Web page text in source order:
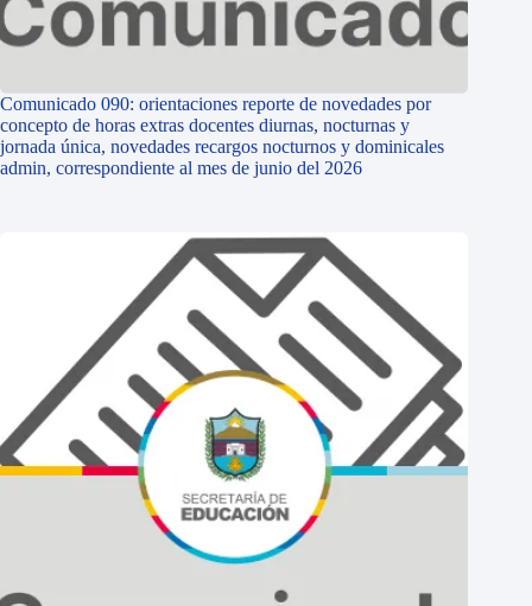
Comunicado 090: orientaciones reporte de novedades por
concepto de horas extras docentes diurnas, nocturnas y
jornada única, novedades recargos nocturnos y dominicales
admin, correspondiente al mes de junio del 2026